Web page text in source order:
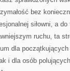
bez
siłowni, a
ruchu, ta
dla
i dla osób